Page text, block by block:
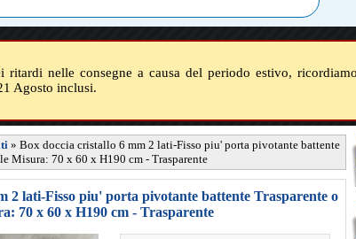
nelle consegne a causa del periodo estivo,
Agosto inclusi.
» Box doccia cristallo 6 mm 2 lati-Fisso piu' porta pivotante battente
Misura: 70 x 60 x H190 cm - Trasparente
2 lati-Fisso piu' porta pivotante battente Trasparente o
70 x 60 x H190 cm - Trasparente